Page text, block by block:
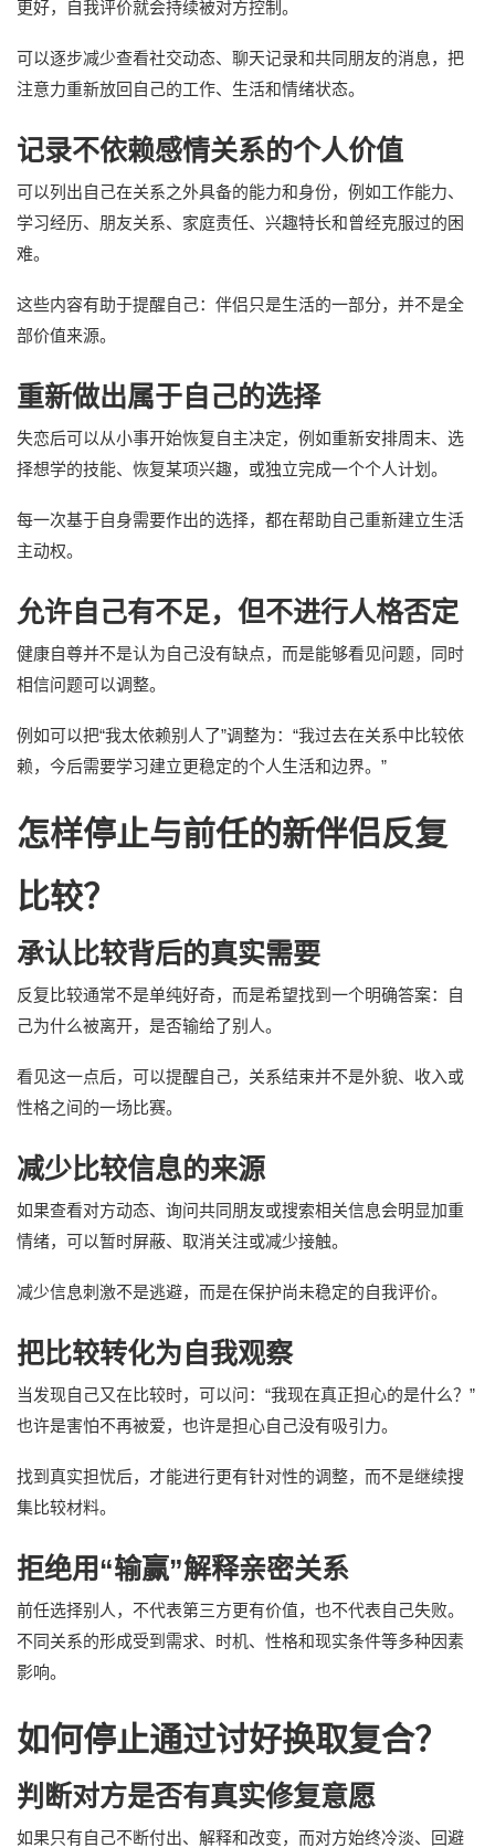
更好，自我评价就会持续被对方控制。
可以逐步减少查看社交动态、聊天记录和共同朋友的消息，把
注意力重新放回自己的工作、生活和情绪状态。
记录不依赖感情关系的个人价值
可以列出自己在关系之外具备的能力和身份，例如工作能力、
学习经历、朋友关系、家庭责任、兴趣特长和曾经克服过的困
难。
这些内容有助于提醒自己：伴侣只是生活的一部分，并不是全
部价值来源。
重新做出属于自己的选择
失恋后可以从小事开始恢复自主决定，例如重新安排周末、选
择想学的技能、恢复某项兴趣，或独立完成一个个人计划。
每一次基于自身需要作出的选择，都在帮助自己重新建立生活
主动权。
允许自己有不足，但不进行人格否定
健康自尊并不是认为自己没有缺点，而是能够看见问题，同时
相信问题可以调整。
例如可以把“我太依赖别人了”调整为：“我过去在关系中比较依
赖，今后需要学习建立更稳定的个人生活和边界。”
怎样停止与前任的新伴侣反复
比较？
承认比较背后的真实需要
反复比较通常不是单纯好奇，而是希望找到一个明确答案：自
己为什么被离开，是否输给了别人。
看见这一点后，可以提醒自己，关系结束并不是外貌、收入或
性格之间的一场比赛。
减少比较信息的来源
如果查看对方动态、询问共同朋友或搜索相关信息会明显加重
情绪，可以暂时屏蔽、取消关注或减少接触。
减少信息刺激不是逃避，而是在保护尚未稳定的自我评价。
把比较转化为自我观察
当发现自己又在比较时，可以问：“我现在真正担心的是什么？”
也许是害怕不再被爱，也许是担心自己没有吸引力。
找到真实担忧后，才能进行更有针对性的调整，而不是继续搜
集比较材料。
拒绝用“输赢”解释亲密关系
前任选择别人，不代表第三方更有价值，也不代表自己失败。
不同关系的形成受到需求、时机、性格和现实条件等多种因素
影响。
如何停止通过讨好换取复合？
判断对方是否有真实修复意愿
如果只有自己不断付出、解释和改变，而对方始终冷淡、回避